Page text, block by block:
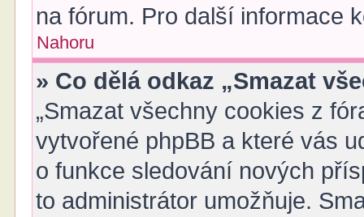
na fórum. Pro další informace
Nahoru
» Co dělá odkaz „Smazat
„Smazat všechny cookies z
vytvořené phpBB a které vás
o funkce sledování nových
to administrátor umožňuje.